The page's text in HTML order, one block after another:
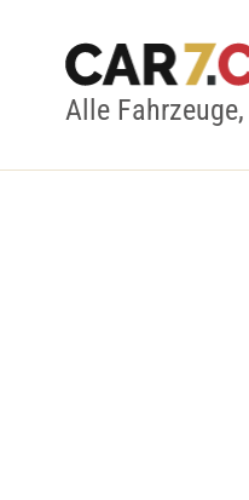
Alle